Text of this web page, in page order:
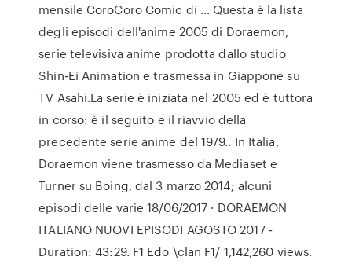
mensile CoroCoro Comic di … Questa è la lista
degli episodi dell'anime 2005 di Doraemon,
serie televisiva anime prodotta dallo studio
Shin-Ei Animation e trasmessa in Giappone su
TV Asahi.La serie è iniziata nel 2005 ed è tuttora
in corso: è il seguito e il riavvio della
precedente serie anime del 1979.. In Italia,
Doraemon viene trasmesso da Mediaset e
Turner su Boing, dal 3 marzo 2014; alcuni
episodi delle varie 18/06/2017 · DORAEMON
ITALIANO NUOVI EPISODI AGOSTO 2017 -
Duration: 43:29. F1 Edo \clan F1/ 1,142,260 views.